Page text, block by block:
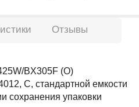
Отзывы
BX305F (O)
C, стандартной емкости
сохранения упаковки